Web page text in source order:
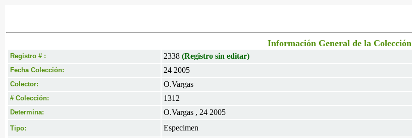
Información General de la Colección
Registro # : 2338 (Registro sin editar)
Fecha Colección: 24 2005
Colector: O.Vargas
# Colección: 1312
Determina: O.Vargas , 24 2005
Tipo: Especimen